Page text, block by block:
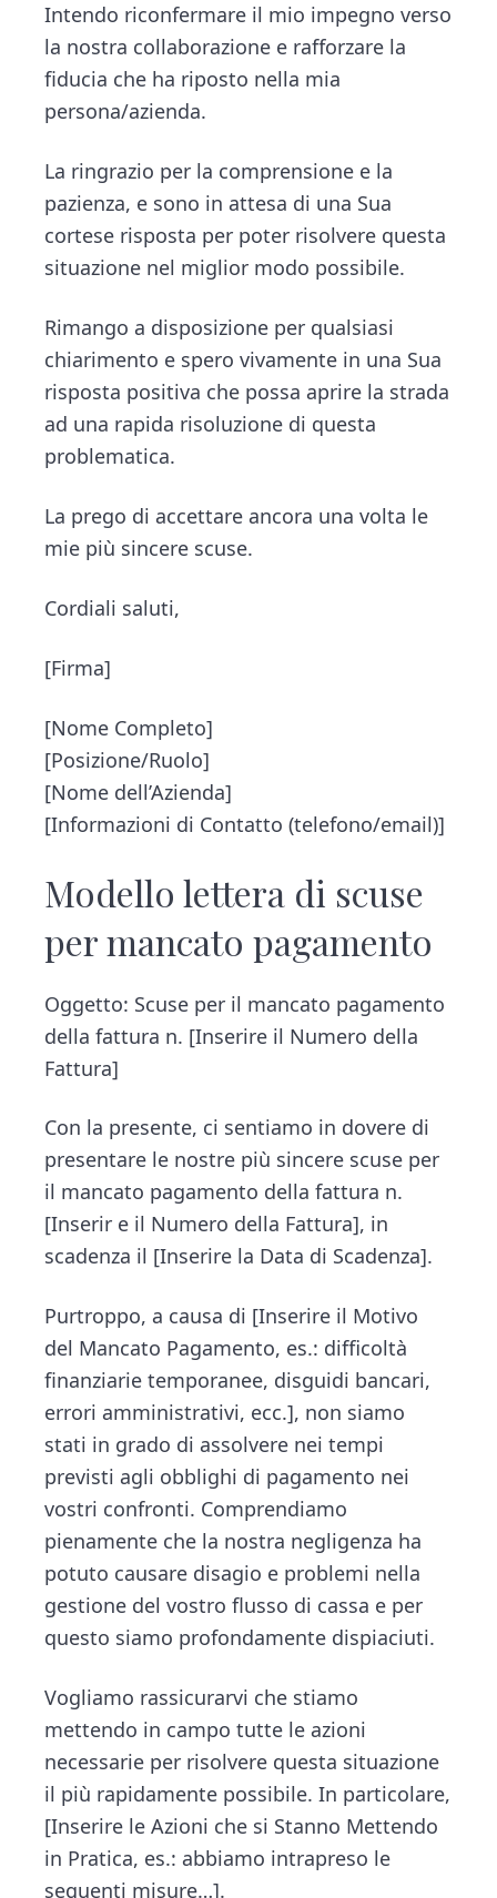
Intendo riconfermare il mio impegno verso
la nostra collaborazione e rafforzare la
fiducia che ha riposto nella mia
persona/azienda.
La ringrazio per la comprensione e la
pazienza, e sono in attesa di una Sua
cortese risposta per poter risolvere questa
situazione nel miglior modo possibile.
Rimango a disposizione per qualsiasi
chiarimento e spero vivamente in una Sua
risposta positiva che possa aprire la strada
ad una rapida risoluzione di questa
problematica.
La prego di accettare ancora una volta le
mie più sincere scuse.
Cordiali saluti,
[Firma]
[Nome Completo]
[Posizione/Ruolo]
[Nome dell’Azienda]
[Informazioni di Contatto (telefono/email)]
Modello lettera di scuse
per mancato pagamento
Oggetto: Scuse per il mancato pagamento
della fattura n. [Inserire il Numero della
Fattura]
Con la presente, ci sentiamo in dovere di
presentare le nostre più sincere scuse per
il mancato pagamento della fattura n.
[Inserir e il Numero della Fattura], in
scadenza il [Inserire la Data di Scadenza].
Purtroppo, a causa di [Inserire il Motivo
del Mancato Pagamento, es.: difficoltà
finanziarie temporanee, disguidi bancari,
errori amministrativi, ecc.], non siamo
stati in grado di assolvere nei tempi
previsti agli obblighi di pagamento nei
vostri confronti. Comprendiamo
pienamente che la nostra negligenza ha
potuto causare disagio e problemi nella
gestione del vostro flusso di cassa e per
questo siamo profondamente dispiaciuti.
Vogliamo rassicurarvi che stiamo
mettendo in campo tutte le azioni
necessarie per risolvere questa situazione
il più rapidamente possibile. In particolare,
[Inserire le Azioni che si Stanno Mettendo
in Pratica, es.: abbiamo intrapreso le
seguenti misure…].